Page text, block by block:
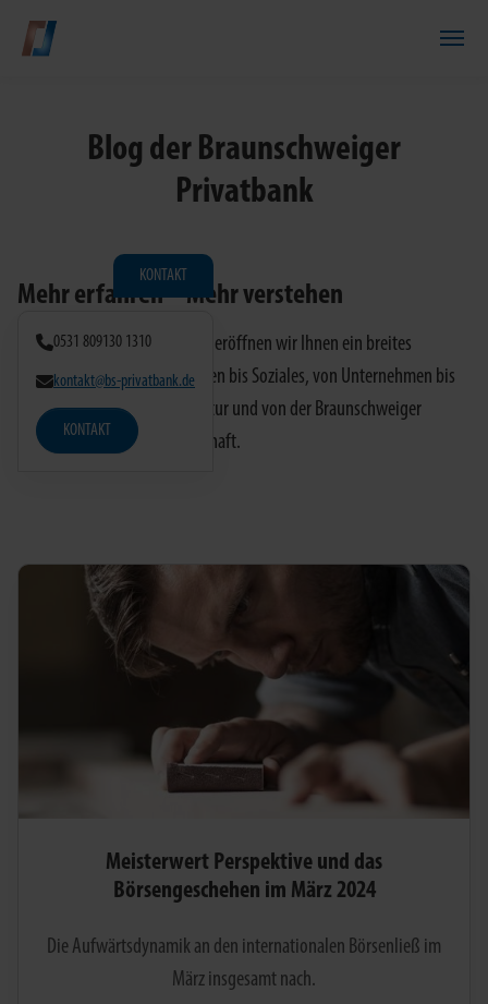
Zum Hauptinhalt springen
KONTAKT
0531 809130 1310
kontakt@bs-privatbank.de
KONTAKT
Blog der Braunschweiger
Privatbank
Mehr erfahren – Mehr verstehen
Mit unserem Online-Magazin eröffnen wir Ihnen ein breites
Themenspektrum von Finanzen bis Soziales, von Unternehmen bis
Stiftungen, von Börse bis Kultur und von der Braunschweiger
Privatbank bis zur Weltwirtschaft.
Meisterwert Perspektive und das
Börsengeschehen im März 2024
Die Aufwärtsdynamik an den internationalen Börsenließ im
März insgesamt nach.